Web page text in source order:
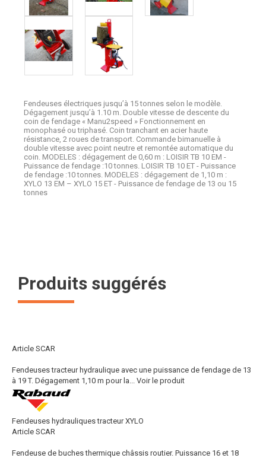
Fendeuses électriques jusqu’à 15 tonnes selon le modèle.
Dégagement jusqu’à 1.10 m. Double vitesse de descente du
coin de fendage « Manu2speed » Fonctionnement en
monophasé ou triphasé. Coin tranchant en acier haute
résistance, 2 roues de transport. Commande bimanuelle à
double vitesse avec point neutre et remontée automatique du
coin. MODELES : dégagement de 0,60 m : LOISIR TB 10 EM -
Puissance de fendage :10 tonnes. LOISIR TB 10 ET - Puissance
de fendage :10 tonnes. MODELES : dégagement de 1,10 m :
XYLO 13 EM – XYLO 15 ET - Puissance de fendage de 13 ou 15
tonnes
Produits suggérés
Article SCAR
Fendeuses tracteur hydraulique avec une puissance de fendage de 13
à 19 T. Dégagement 1,10 m pour la...
Voir le produit
Fendeuses hydrauliques tracteur XYLO
Article SCAR
Fendeuse de buches thermique châssis routier. Puissance 16 et 18